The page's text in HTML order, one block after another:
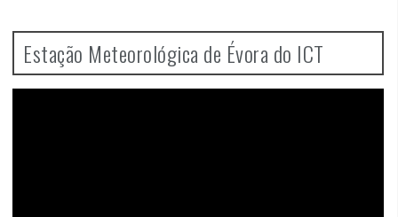
Estação Meteorológica de Évora do ICT